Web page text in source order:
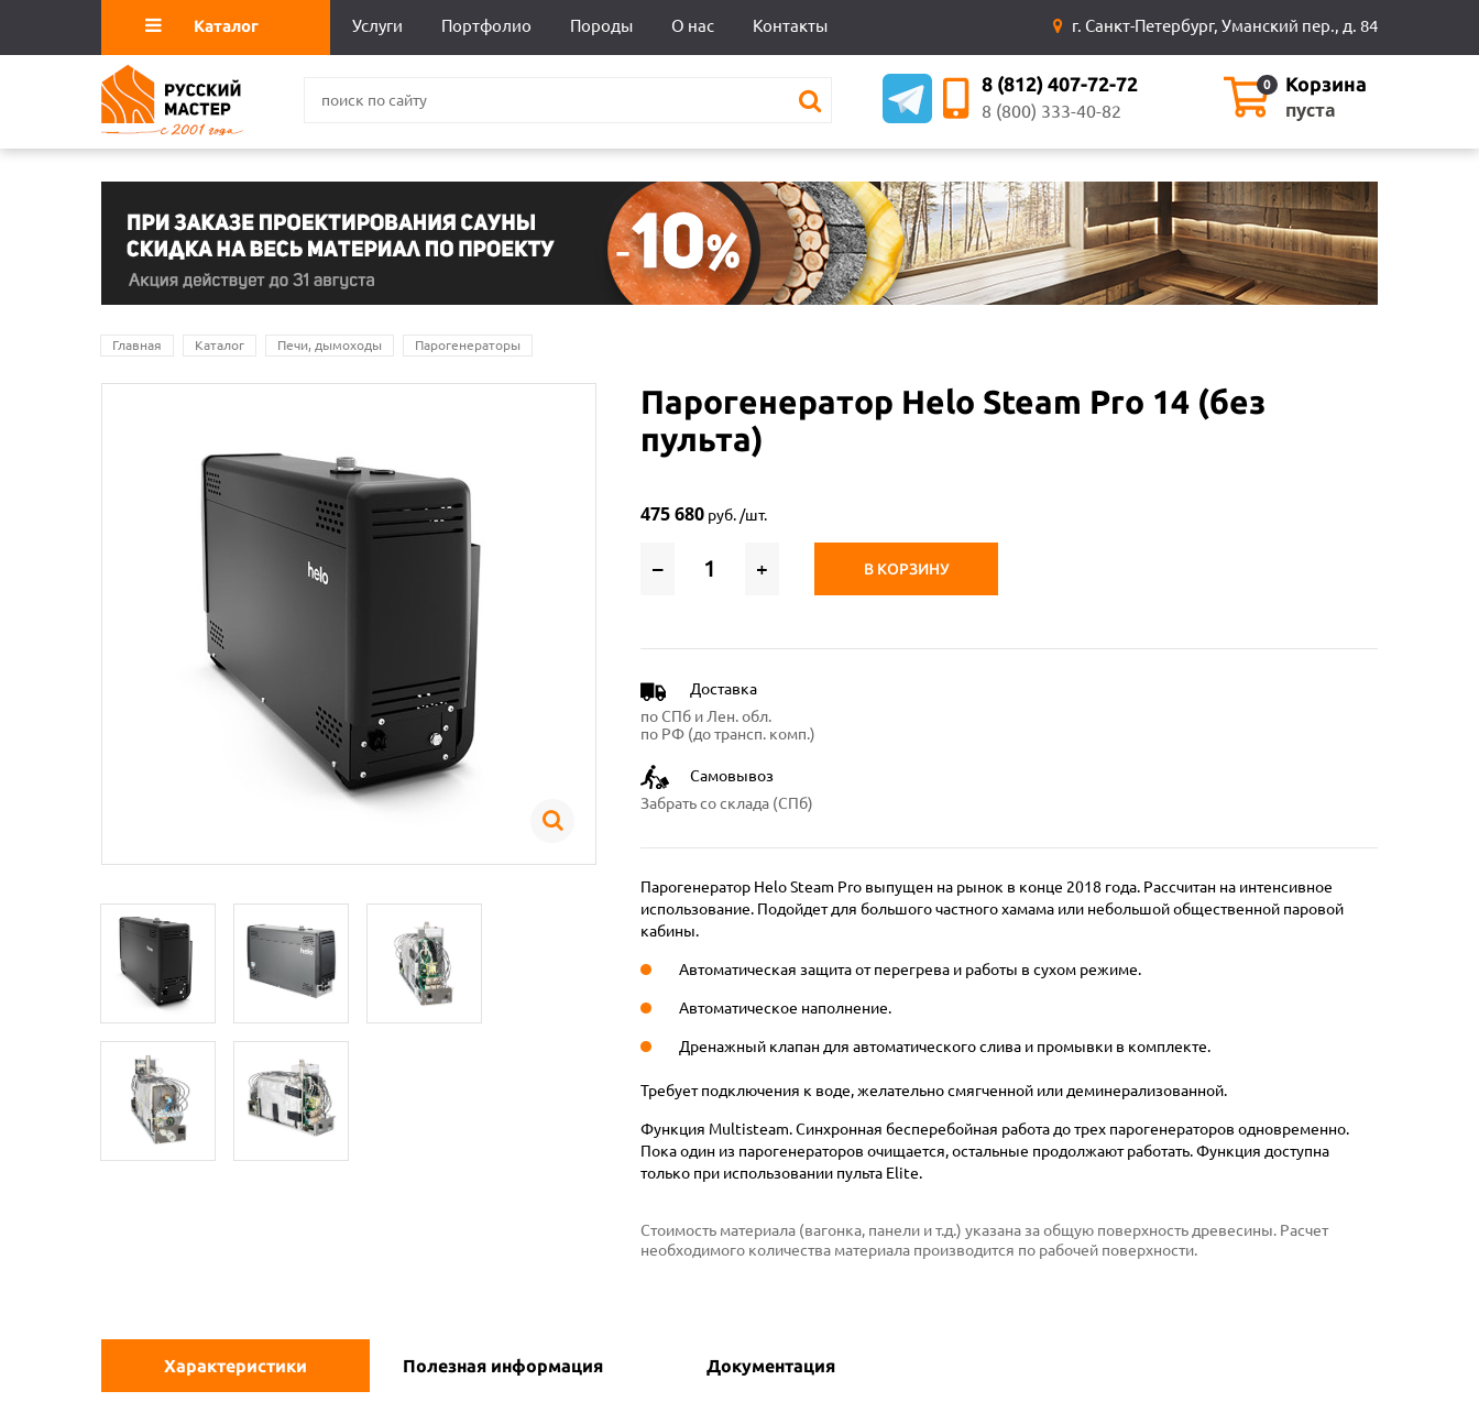
Каталог Услуги Портфолио Породы О нас Контакты г. Санкт-Петербург, Уманский пер., д. 84
Корзина
0
пуста
8 (812) 407-72-72
8 (800) 333-40-82
Главная Каталог Печи, дымоходы Парогенераторы
Парогенератор Helo Steam Pro 14 (без
пульта)
475 680 руб. /шт.
– + В КОРЗИНУ
Доставка
по СПб и Лен. обл.
по РФ (до трансп. комп.)
Самовывоз
Забрать со склада (СПб)
Парогенератор Helo Steam Pro выпущен на рынок в конце 2018 года. Рассчитан на интенсивное
использование. Подойдет для большого частного хамама или небольшой общественной паровой
кабины.
Автоматическая защита от перегрева и работы в сухом режиме.
Автоматическое наполнение.
Дренажный клапан для автоматического слива и промывки в комплекте.
Требует подключения к воде, желательно смягченной или деминерализованной.
Функция Multisteam. Синхронная бесперебойная работа до трех парогенераторов одновременно.
Пока один из парогенераторов очищается, остальные продолжают работать. Функция доступна
только при использовании пульта Elite.
Стоимость материала (вагонка, панели и т.д.) указана за общую поверхность древесины. Расчет
необходимого количества материала производится по рабочей поверхности.
Характеристики Полезная информация Документация